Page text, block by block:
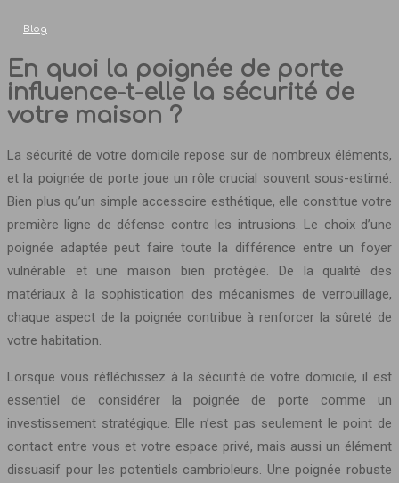
Blog
En quoi la poignée de porte
influence-t-elle la sécurité de
votre maison ?
La sécurité de votre domicile repose sur de nombreux éléments,
et la poignée de porte joue un rôle crucial souvent sous-estimé.
Bien plus qu’un simple accessoire esthétique, elle constitue votre
première ligne de défense contre les intrusions. Le choix d’une
poignée adaptée peut faire toute la différence entre un foyer
vulnérable et une maison bien protégée. De la qualité des
matériaux à la sophistication des mécanismes de verrouillage,
chaque aspect de la poignée contribue à renforcer la sûreté de
votre habitation.
Lorsque vous réfléchissez à la sécurité de votre domicile, il est
essentiel de considérer la poignée de porte comme un
investissement stratégique. Elle n’est pas seulement le point de
contact entre vous et votre espace privé, mais aussi un élément
dissuasif pour les potentiels cambrioleurs. Une poignée robuste